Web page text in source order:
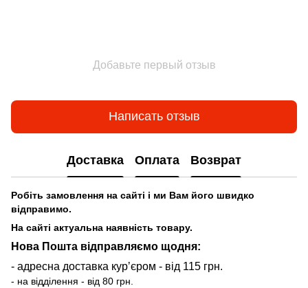
Добавьте первый отзыв
Написать отзыв
Доставка Оплата Возврат
Робіть замовлення на сайті і ми Вам його швидко
відправимо.
На сайті актуальна наявність товару.
Нова Пошта відправляємо щодня:
- адресна доставка курʼєром - від 115 грн.
- на відділення - від 80 грн.